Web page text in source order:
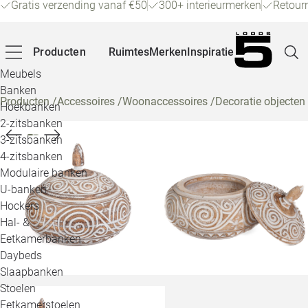
Gratis verzending vanaf €50 300+ interieurmerken
Producten
Meubels
Banken
Hoekbanken
2-zitsbanken
3-zitsbanken
4-zitsbanken
Modulaire banken
U-banken
Hockers
Hal- &
Eetkamerbanken
Daybeds
Slaapbanken
Stoelen
Eetkamerstoelen
RuimtesMerkenInspiratie
Producten/Accessoires /Woonaccessoires /Decoratie objecten